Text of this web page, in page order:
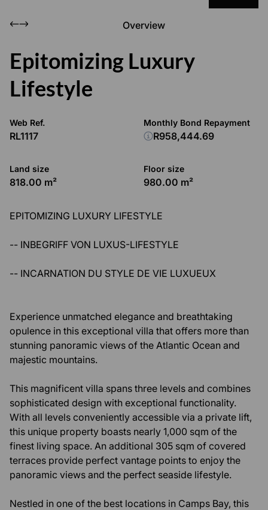
Overview
Epitomizing Luxury
Lifestyle
Web Ref.
RL1117
Land size
818.00 m²
Floor size
980.00 m²
Monthly Bond Repayment
R958,444.69
EPITOMIZING LUXURY LIFESTYLE
-- INBEGRIFF VON LUXUS-LIFESTYLE
-- INCARNATION DU STYLE DE VIE LUXUEUX
Experience unmatched elegance and breathtaking
opulence in this exceptional villa that offers more than
stunning panoramic views of the Atlantic Ocean and
majestic mountains.
This magnificent villa spans three levels and combines
sophisticated design with exceptional functionality.
With all levels conveniently accessible via a private lift,
this unique property boasts nearly 1,000 sqm of the
finest living space. An additional 305 sqm of covered
terraces provide perfect vantage points to enjoy the
panoramic views and the perfect seaside lifestyle.
Nestled in one of the best locations in Camps Bay, this